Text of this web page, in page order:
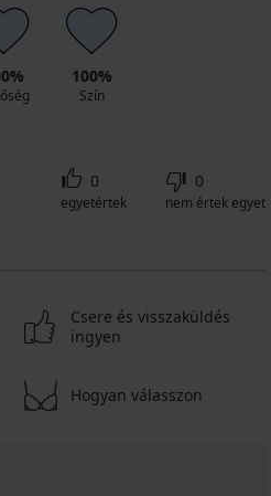
100%
Szín
0
egyetértek
0
nem értek egyet
Csere és visszaküldés
ingyen
Hogyan válasszon